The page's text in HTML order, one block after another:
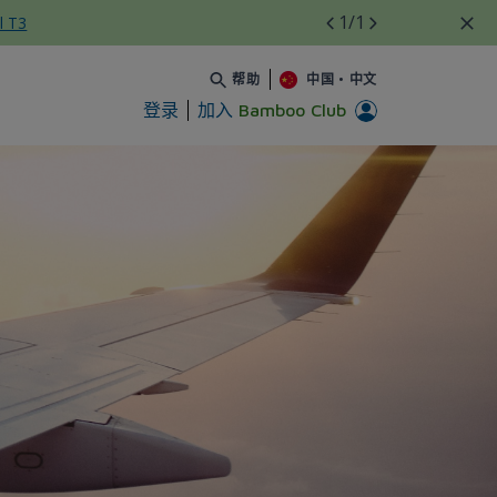
T3 1/1
帮助 中国 • 中文
登录 加入 Bamboo Club
thể bỏ qua - Bamboo